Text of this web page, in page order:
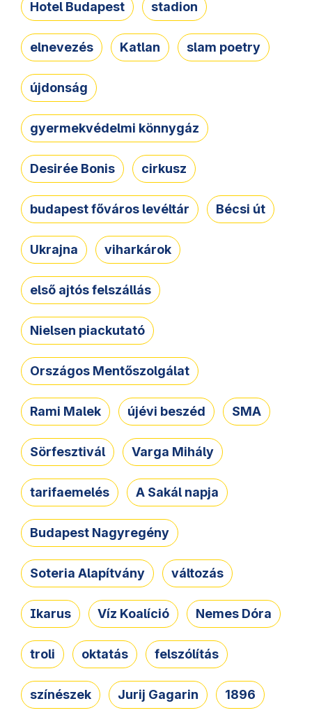
Hotel Budapest stadion
elnevezés Katlan slam poetry
újdonság
gyermekvédelmi könnygáz
Desirée Bonis cirkusz
budapest főváros levéltár Bécsi út
Ukrajna viharkárok
első ajtós felszállás
Nielsen piackutató
Országos Mentőszolgálat
Rami Malek újévi beszéd SMA
Sörfesztivál Varga Mihály
tarifaemelés A Sakál napja
Budapest Nagyregény
Soteria Alapítvány változás
Ikarus Víz Koalíció Nemes Dóra
troli oktatás felszólítás
színészek Jurij Gagarin 1896